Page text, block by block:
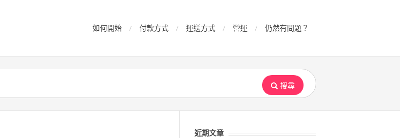
如何開始 付款方式 運送方式 營運 仍然有問題？
搜尋
近期文章